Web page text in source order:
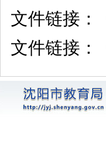
文件链接：
文件链接：